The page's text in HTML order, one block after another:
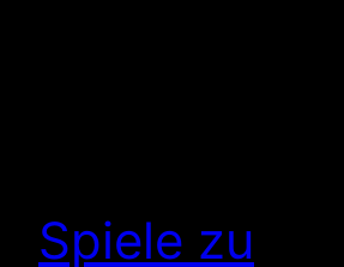
Spiele zu